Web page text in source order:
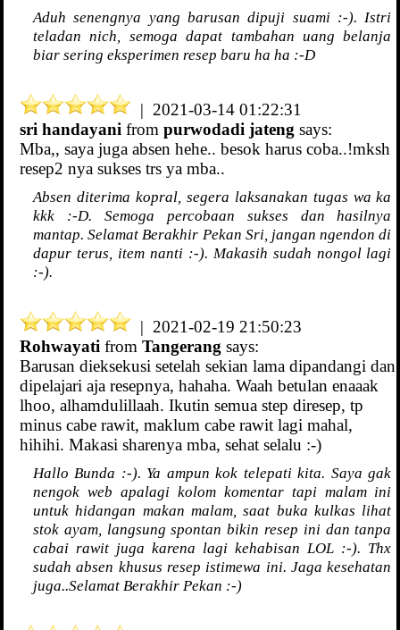
Aduh senengnya yang barusan dipuji suami :-). Istri
teladan nich, semoga dapat tambahan uang belanja
biar sering eksperimen resep baru ha ha :-D
| 2021-03-14 01:22:31
sri handayani from purwodadi jateng says:
Mba,, saya juga absen hehe.. besok harus coba..!mksh
resep2 nya sukses trs ya mba..
Absen diterima kopral, segera laksanakan tugas wa ka
kkk :-D. Semoga percobaan sukses dan hasilnya
mantap. Selamat Berakhir Pekan Sri, jangan ngendon di
dapur terus, item nanti :-). Makasih sudah nongol lagi
:-).
| 2021-02-19 21:50:23
Rohwayati from Tangerang says:
Barusan dieksekusi setelah sekian lama dipandangi dan
dipelajari aja resepnya, hahaha. Waah betulan enaaak
lhoo, alhamdulillaah. Ikutin semua step diresep, tp
minus cabe rawit, maklum cabe rawit lagi mahal,
hihihi. Makasi sharenya mba, sehat selalu :-)
Hallo Bunda :-). Ya ampun kok telepati kita. Saya gak
nengok web apalagi kolom komentar tapi malam ini
untuk hidangan makan malam, saat buka kulkas lihat
stok ayam, langsung spontan bikin resep ini dan tanpa
cabai rawit juga karena lagi kehabisan LOL :-). Thx
sudah absen khusus resep istimewa ini. Jaga kesehatan
juga..Selamat Berakhir Pekan :-)